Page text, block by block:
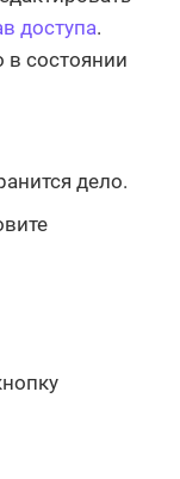
доступа.
в состоянии
дело.